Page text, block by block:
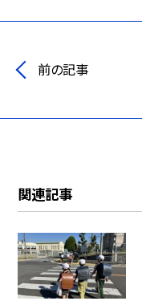
前の記事
関連記事